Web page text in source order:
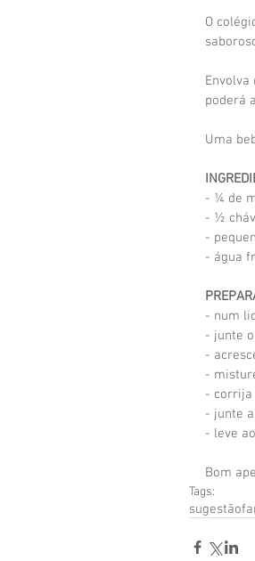
O
poderá
Uma
- ¼ de
- ½
-
- água
- num
- junte
-
-
- corrija
- junte
- leve
Bom
Tags:
sugestão